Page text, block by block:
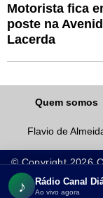
Motorista fica
poste na
Lacerda
Quem somos
Flavio de
© Copyright 2026
♪ Rádio Canal
Ao vivo agora